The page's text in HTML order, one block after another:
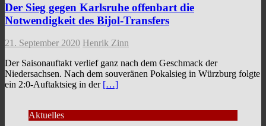
Der Sieg gegen Karlsruhe offenbart die
Notwendigkeit des Bijol-Transfers
21. September 2020 Henrik Zinn
Der Saisonauftakt verlief ganz nach dem Geschmack der
Niedersachsen. Nach dem souveränen Pokalsieg in Würzburg folgte
ein 2:0-Auftaktsieg in der […]
Aktuelles